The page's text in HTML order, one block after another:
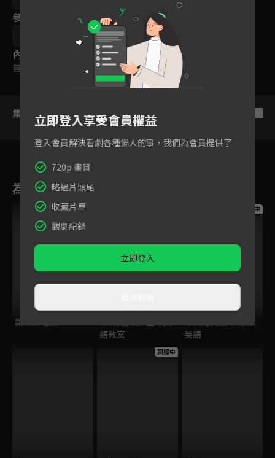
參與演員
內容標籤
普遍級
集數列表
為您推薦
跟播中
請世界吃桌
語教室
跟播中
今日免費版-大家說
英語
跟播中
立即登入享受會員權益
登入會員解決看劇各種惱人的事，我們為會員提供了
720p 畫質
略過片頭尾
收藏片單
觀劇紀錄
立即登入